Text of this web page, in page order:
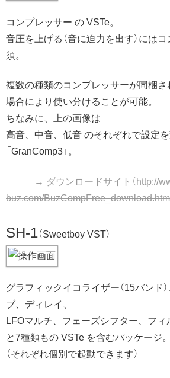
コンプレッサー の VSTe。
音圧を上げる（音に迫力を出す）には
須。
複数の種類のコンプレッサーが同梱さ
場合により使い分けることが可能。
ちなみに、上の画像は
高音、中音、低音 のそれぞれで設定
「GranComp3」。
→ ダウンロードサイト（http://
buz.com/BuzCompFree_download.html
SH-1（Sweetboy VST）
グラフィックイコライザー（15バンド
ブ、ディレイ、
LFOマルチ、フェーズシフター、フィ
と7種類もの VSTe を含むパッケージ。
（それぞれ個別で起動できます）